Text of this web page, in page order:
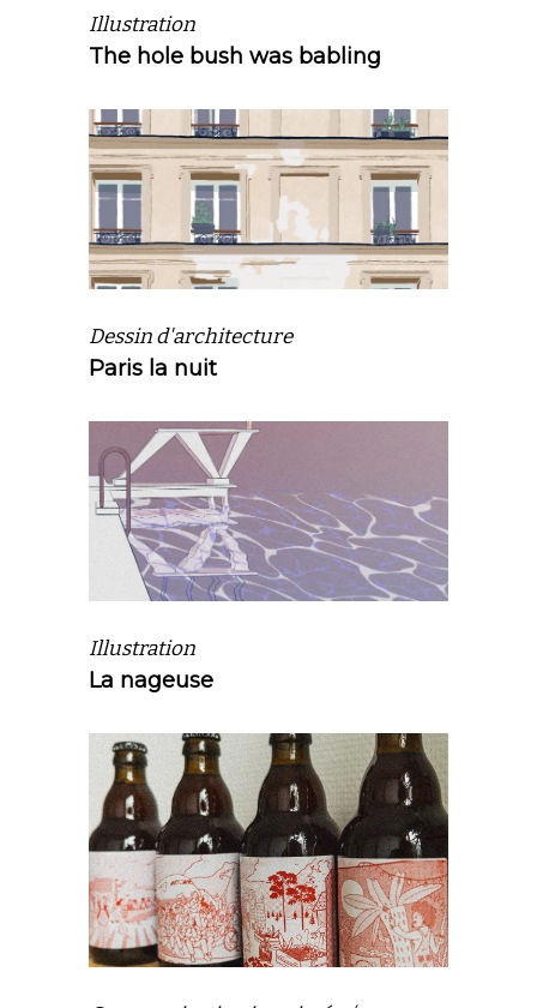
Illustration
The hole bush was babling
Dessin d'architecture
Paris la nuit
Illustration
La nageuse